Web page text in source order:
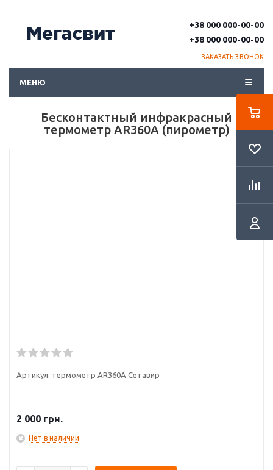
+38 000 000-00-00
+38 000 000-00-00
ЗАКАЗАТЬ ЗВОНОК
МЕНЮ
Бесконтактный инфракрасный
термометр AR360A (пирометр)
Артикул: термометр AR360А Сетавир
2 000 грн.
Нет в наличии